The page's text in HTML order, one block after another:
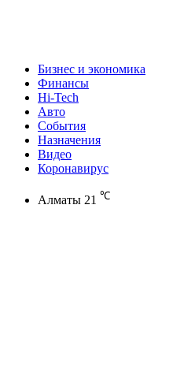
Бизнес и экономика
Финансы
Hi-Tech
Авто
События
Назначения
Видео
Коронавирус
Алматы 21 ℃